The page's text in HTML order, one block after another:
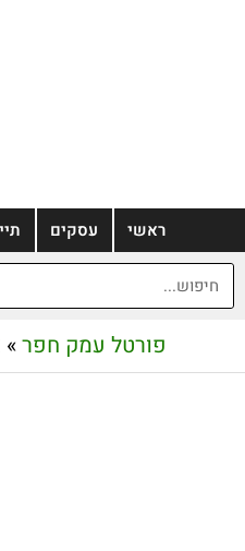
ראשי עסקים
פורטל עמק חפר»